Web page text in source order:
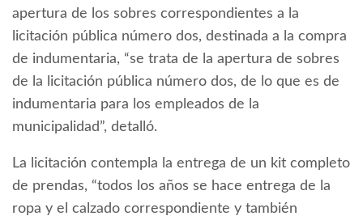
apertura de los sobres correspondientes a la
licitación pública número dos, destinada a la compra
de indumentaria, “se trata de la apertura de sobres
de la licitación pública número dos, de lo que es de
indumentaria para los empleados de la
municipalidad”, detalló.
La licitación contempla la entrega de un kit completo
de prendas, “todos los años se hace entrega de la
ropa y el calzado correspondiente y también